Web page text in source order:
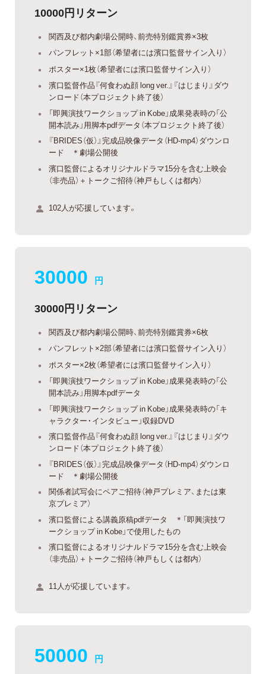
10000円リターン
関西及び都内劇場公開時、前売特別鑑賞券×3枚
パンフレット×1部（希望者には濱口監督サイン入り）
ポスター×1枚（希望者には濱口監督サイン入り）
濱口監督作品『何食わぬ顔 long ver.』『はじまり』ダウ
ンロード（本プロジェクト終了後）
「即興演技ワークショップ in Kobe」成果発表時の「公
開本読み」用脚本pdfデータ（本プロジェクト終了後）
『BRIDES（仮）』完成品映像データ（HD-mp4）ダウンロ
ード ＊劇場公開後
濱口監督によるオリジナルドラマ15分を含む上映会
（非売品）＋トークご招待（神戸もしくは都内）
102人が応援しています。
30000 円
30000円リターン
関西及び都内劇場公開時、前売特別鑑賞券×6枚
パンフレット×2部（希望者には濱口監督サイン入り）
ポスター×2枚（希望者には濱口監督サイン入り）
「即興演技ワークショップ in Kobe」成果発表時の「公
開本読み」用脚本pdfデータ
「即興演技ワークショップ in Kobe」成果発表時の「キ
ャラクター・インタビュー」収録DVD
濱口監督作品『何食わぬ顔 long ver.』『はじまり』ダウ
ンロード（本プロジェクト終了後）
『BRIDES（仮）』完成品映像データ（HD-mp4）ダウンロ
ード ＊劇場公開後
関係者試写会にペアご招待（神戸プレミア、または東
京プレミア）
濱口監督による講義原稿pdfデータ ＊「即興演技ワ
ークショップ in Kobe」で使用したもの
濱口監督によるオリジナルドラマ15分を含む上映会
（非売品）＋トークご招待（神戸もしくは都内）
11人が応援しています。
50000 円